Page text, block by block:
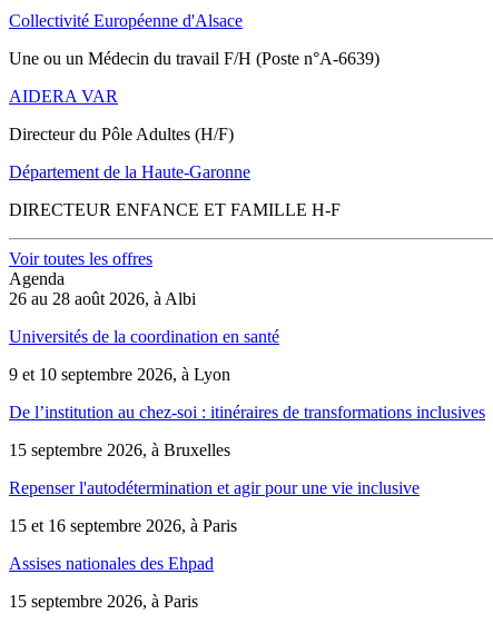
Collectivité Européenne d'Alsace
Une ou un Médecin du travail F/H (Poste n°A-6639)
AIDERA VAR
Directeur du Pôle Adultes (H/F)
Département de la Haute-Garonne
DIRECTEUR ENFANCE ET FAMILLE H-F
Voir toutes les offres
Agenda
26 au 28 août 2026, à Albi
Universités de la coordination en santé
9 et 10 septembre 2026, à Lyon
De l’institution au chez-soi : itinéraires de transformations inclusives
15 septembre 2026, à Bruxelles
Repenser l'autodétermination et agir pour une vie inclusive
15 et 16 septembre 2026, à Paris
Assises nationales des Ehpad
15 septembre 2026, à Paris